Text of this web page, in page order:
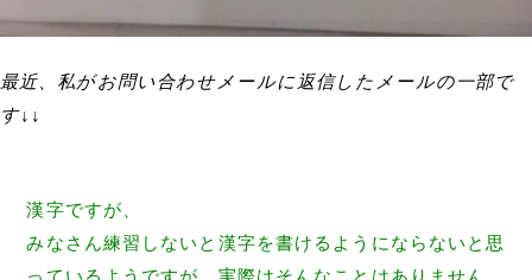
最近、私がお問い合わせメールに返信したメールの一部で
す↓↓
漢字ですが、
みなさん練習しないと漢字を書けるようにならないと思